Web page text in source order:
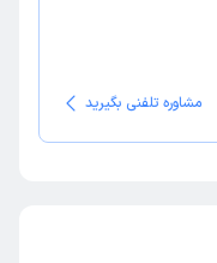
مشاوره تلفنی بگیرید